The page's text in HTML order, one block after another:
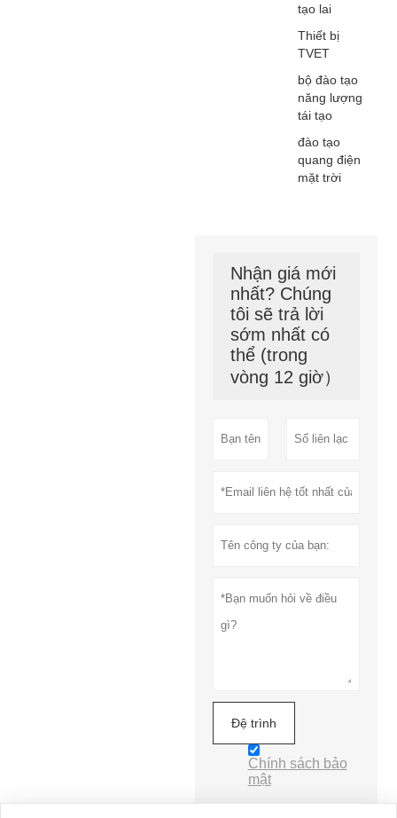
tạo lai
Thiết bị
TVET
bộ đào tạo
năng lượng
tái tạo
đào tạo
quang điện
mặt trời
Nhận giá mới
nhất? Chúng
tôi sẽ trả lời
sớm nhất có
thể (trong
vòng 12 giờ）
Đệ trình
Chính sách bảo
mật